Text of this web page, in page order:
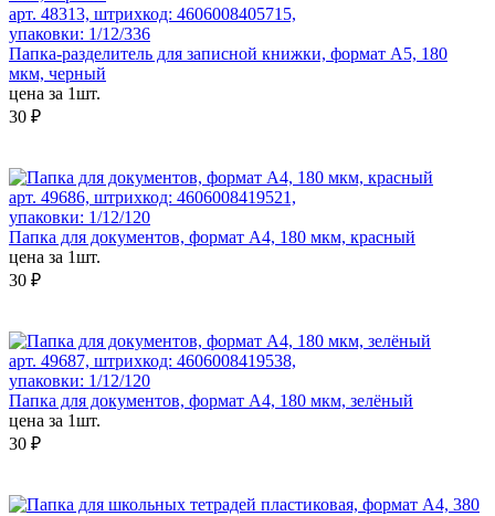
арт. 48313, штрихкод: 4606008405715,
упаковки: 1/12/336
Папка-разделитель для записной книжки, формат А5, 180
мкм, черный
цена за 1шт.
30 ₽
арт. 49686, штрихкод: 4606008419521,
упаковки: 1/12/120
Папка для документов, формат А4, 180 мкм, красный
цена за 1шт.
30 ₽
арт. 49687, штрихкод: 4606008419538,
упаковки: 1/12/120
Папка для документов, формат А4, 180 мкм, зелёный
цена за 1шт.
30 ₽